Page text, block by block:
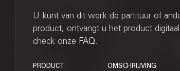
U kunt van dit werk de partituur of
product, ontvangt u het product
check onze FAQ.
PRODUCT OMSCHRIJVING